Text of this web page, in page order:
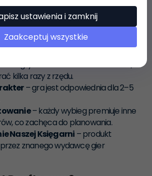
– wybierz dinozaura, przekaż pozostałe
na planszy zgodnie z wynikiem
jednym pudełku– wariant letni i
– rozgrywka trwa około 15–25 minut,
kilka razy z rzędu.
– gra jest odpowiednia dla 2–5
– każdy wybieg premiuje inne
co zachęca do planowania.
Naszej Księgarni – produkt
znanego wydawcę gier
ustawienia i zamknij
Zaakceptuj wszystkie